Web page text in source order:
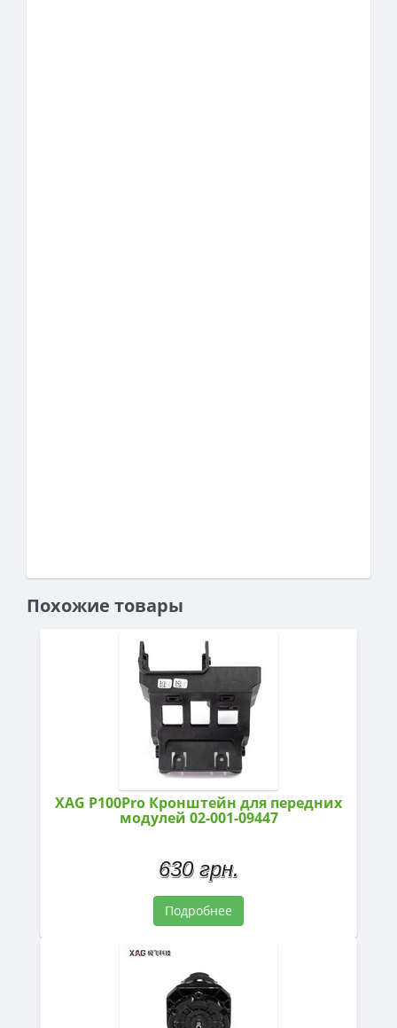
Похожие товары
XAG P100Pro Кронштейн для передних
модулей 02-001-09447
630 грн.
Подробнее